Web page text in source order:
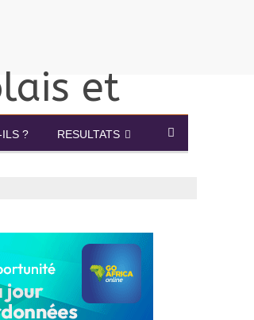
ILS ? RESULTATS